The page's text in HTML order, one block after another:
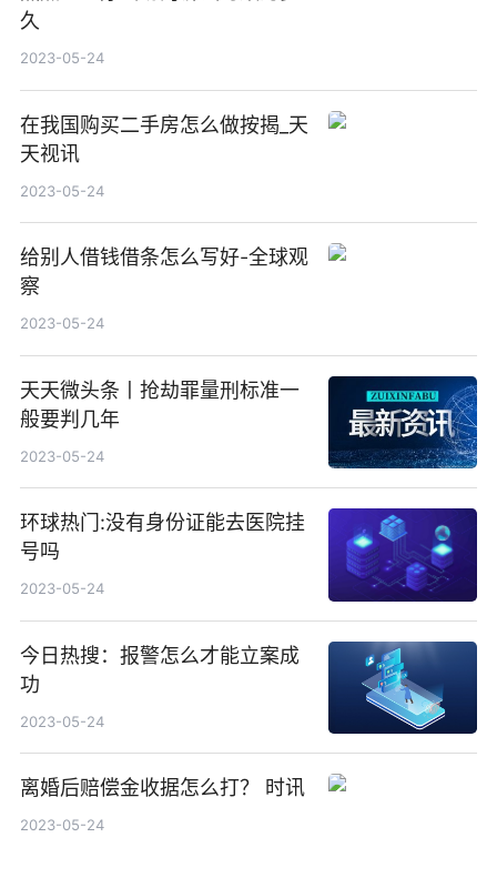
久
2023-05-24
在我国购买二手房怎么做按揭_天
天视讯
2023-05-24
给别人借钱借条怎么写好-全球观
察
2023-05-24
天天微头条丨抢劫罪量刑标准一
般要判几年
2023-05-24
环球热门:没有身份证能去医院挂
号吗
2023-05-24
今日热搜：报警怎么才能立案成
功
2023-05-24
离婚后赔偿金收据怎么打？ 时讯
2023-05-24